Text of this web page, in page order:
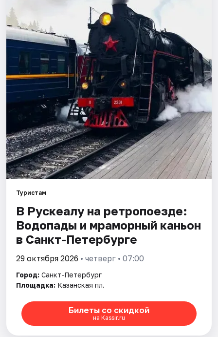
Города
Площадки
Артисты
Рейтинги
Туристам
В Рускеалу на ретропоезде:
Водопады и мраморный каньон
в Санкт-Петербурге
29 октября 2026 • четверг • 07:00
Город: Санкт-Петербург
Площадка: Казанская пл.
Билеты со скидкой
на Kassir.ru